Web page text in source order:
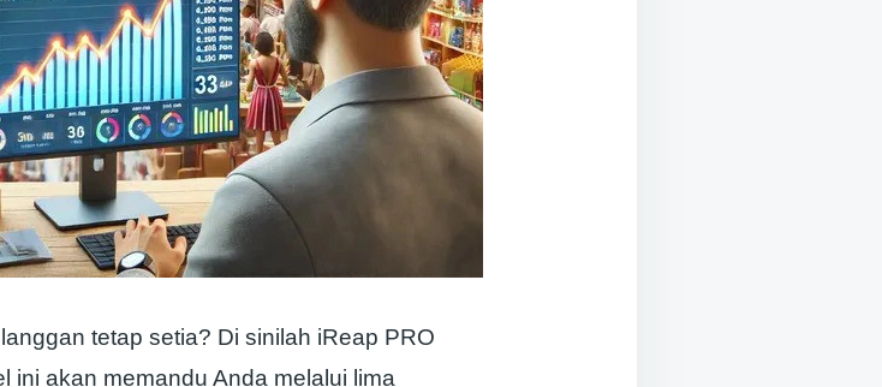
tetap setia? Di sinilah iReap PRO
ini akan memandu Anda melalui lima